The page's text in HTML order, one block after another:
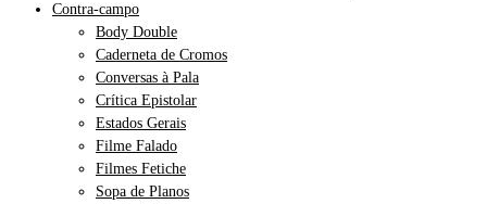
Contra-campo
Body Double
Caderneta de Cromos
Conversas à Pala
Crítica Epistolar
Estados Gerais
Filme Falado
Filmes Fetiche
Sopa de Planos